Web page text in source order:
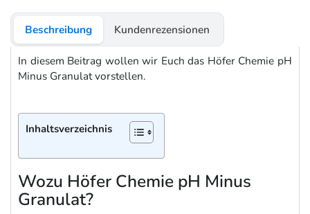
Beschreibung Kundenrezensionen
In diesem Beitrag wollen wir Euch das Höfer Chemie pH
Minus Granulat vorstellen.
Inhaltsverzeichnis
Wozu Höfer Chemie pH Minus
Granulat?